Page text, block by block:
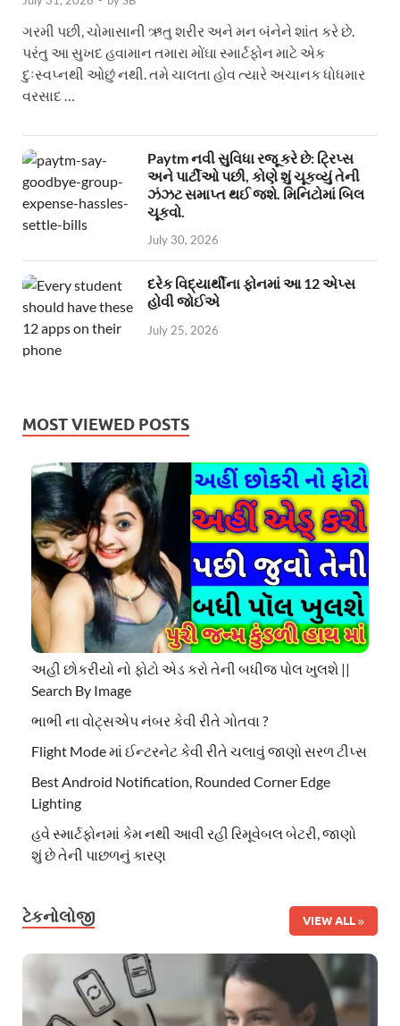
ગરમી પછી, ચોમાસાની ઋતુ શરીર અને મન બંનેને શાંત કરે છે.
પરંતુ આ સુખદ હવામાન તમારા મોંઘા સ્માર્ટફોન માટે એક
દુઃસ્વપ્નથી ઓછું નથી. તમે ચાલતા હોવ ત્યારે અચાનક ધોધમાર
વરસાદ …
Paytm નવી સુવિધા રજૂ કરે છે: ટ્રિપ્સ
અને પાર્ટીઓ પછી, કોણે શું ચૂકવ્યું તેની
ઝંઝટ સમાપ્ત થઈ જશે. મિનિટોમાં બિલ
ચૂકવો.
July 30, 2026
દરેક વિદ્યાર્થીના ફોનમાં આ 12 એપ્સ
હોવી જોઈએ
July 25, 2026
MOST VIEWED POSTS
અહી છોકરીયો નો ફોટો એડ કરો તેની બધીજ પોલ ખુલશે ||
Search By Image
ભાભી ના વોટ્સએપ નંબર કેવી રીતે ગોતવા ?
Flight Mode માં ઈન્ટરનેટ કેવી રીતે ચલાવું જાણો સરળ ટીપ્સ
Best Android Notification, Rounded Corner Edge
Lighting
હવે સ્માર્ટફોનમાં કેમ નથી આવી રહી રિમૂવેબલ બેટરી, જાણો
શું છે તેની પાછળનું કારણ
ટેકનોલોજી VIEW ALL